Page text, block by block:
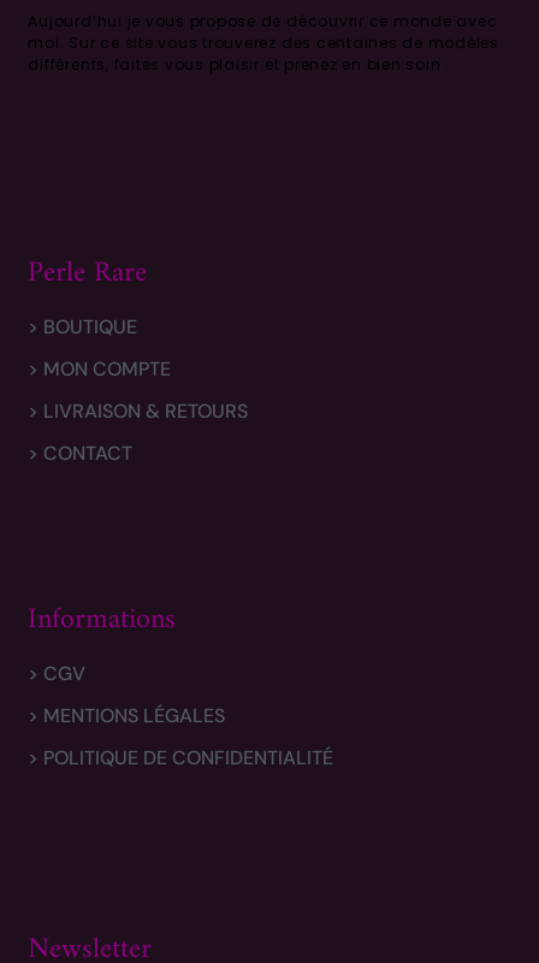
Aujourd’hui je vous propose de découvrir ce monde avec
moi. Sur ce site vous trouverez des centaines de modèles
différents, faites vous plaisir et prenez en bien soin .
Perle Rare
> BOUTIQUE
> MON COMPTE
> LIVRAISON & RETOURS
> CONTACT
Informations
> CGV
> MENTIONS LÉGALES
> POLITIQUE DE CONFIDENTIALITÉ
Newsletter